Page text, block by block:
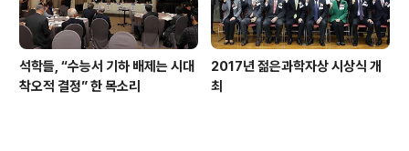
석학들, “수능서 기하 배제는 시대
착오적 결정” 한 목소리
2017년 젊은과학자상 시상식 개
최